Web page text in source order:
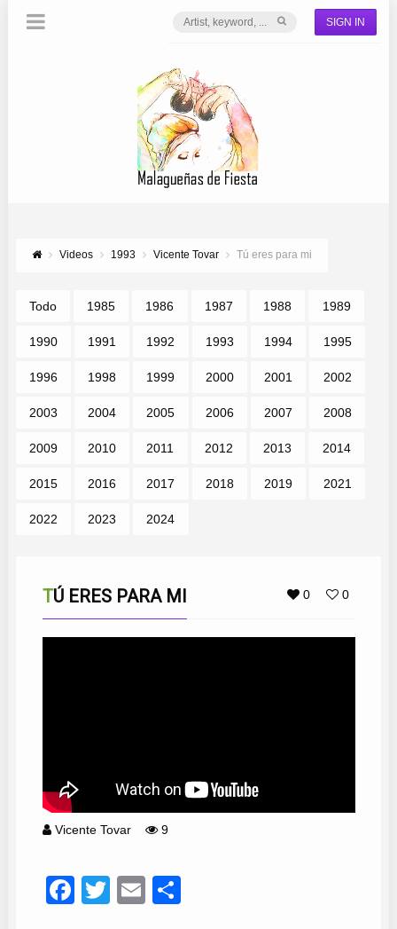
SIGN IN
Videos 1993 Vicente Tovar Tú eres para mi
Todo 1985 1986 1987 1988 1989
1990 1991 1992 1993 1994 1995
1996 1998 1999 2000 2001 2002
2003 2004 2005 2006 2007 2008
2009 2010 2011 2012 2013 2014
2015 2016 2017 2018 2019 2021
2022 2023 2024
0 0
TÚ ERES PARA MI
Vicente Tovar 9
Facebook
TwitterEmail